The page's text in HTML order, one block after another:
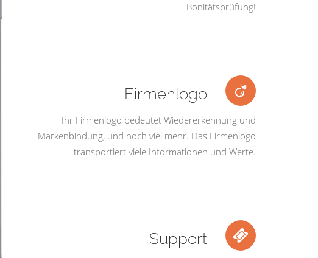
Bonitätsprüfung!
Firmenlogo
Ihr Firmenlogo bedeutet Wiedererkennung und
Markenbindung, und noch viel mehr. Das Firmenlogo
transportiert viele Informationen und Werte.
Support